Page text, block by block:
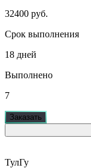
32400 руб.
Срок выполнения
18 дней
Выполнено
7
Заказать
ТулГу